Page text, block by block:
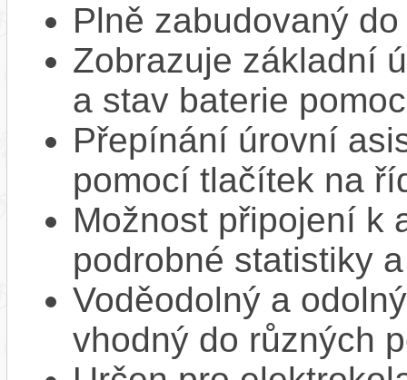
Plně zabudovaný
Zobrazuje základní
a stav baterie
Přepínání úrovní
pomocí tlačítek na
Možnost připojení k
podrobné statistiky
Voděodolný a
vhodný do různých